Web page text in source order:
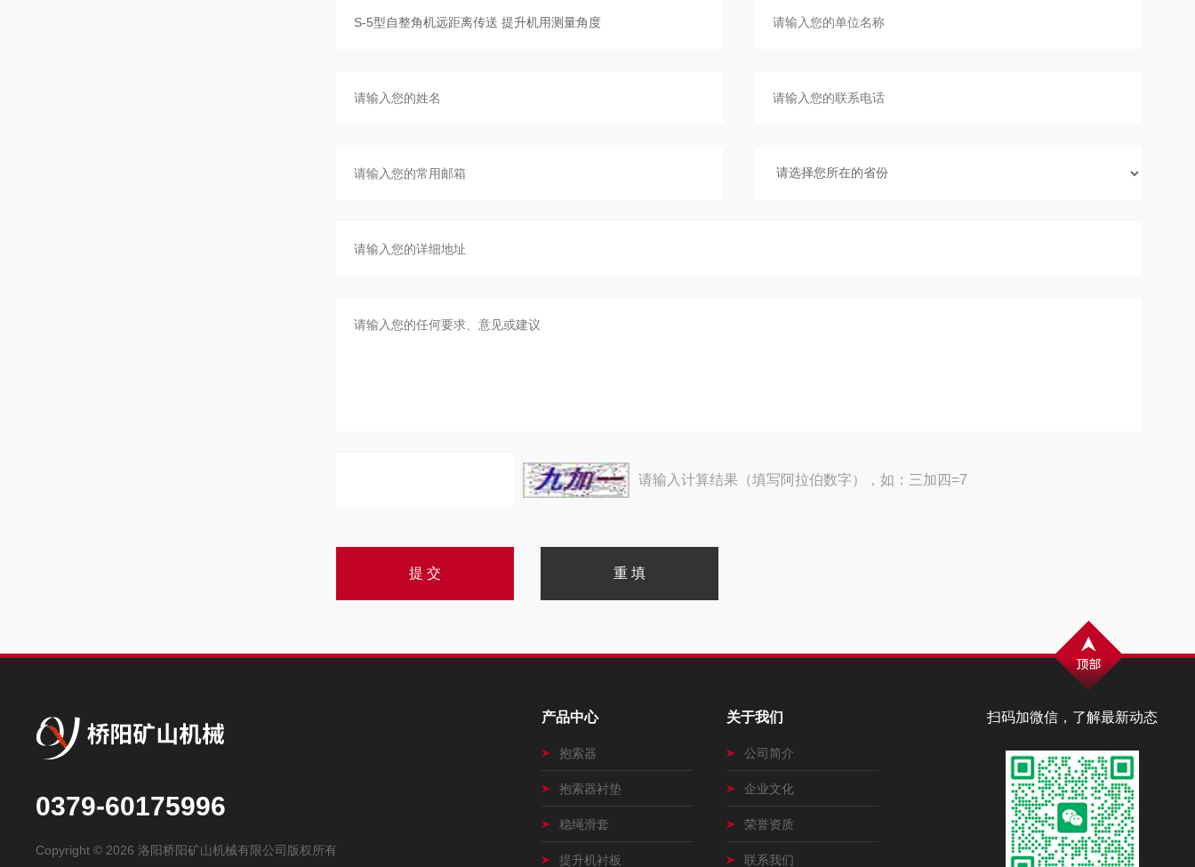
请输入计算结果（填写阿拉伯数字），如：三加四=7
扫码加微信，了解最新动态
0379-60175996
Copyright © 2026 洛阳桥阳矿山机械有限公司版权所有
产品中心
抱索器
抱索器衬垫
稳绳滑套
提升机衬板
关于我们
公司简介
企业文化
荣誉资质
联系我们